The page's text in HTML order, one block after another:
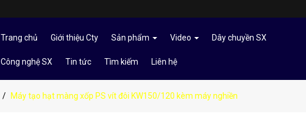
Trang chủ Giới thiệu Cty Sản phẩm Video Dây chuyền SX
Công nghệ SX Tin tức Tìm kiếm Liên hệ
Máy tạo hạt màng xốp PS vít đôi KW150/120 kèm máy nghiền